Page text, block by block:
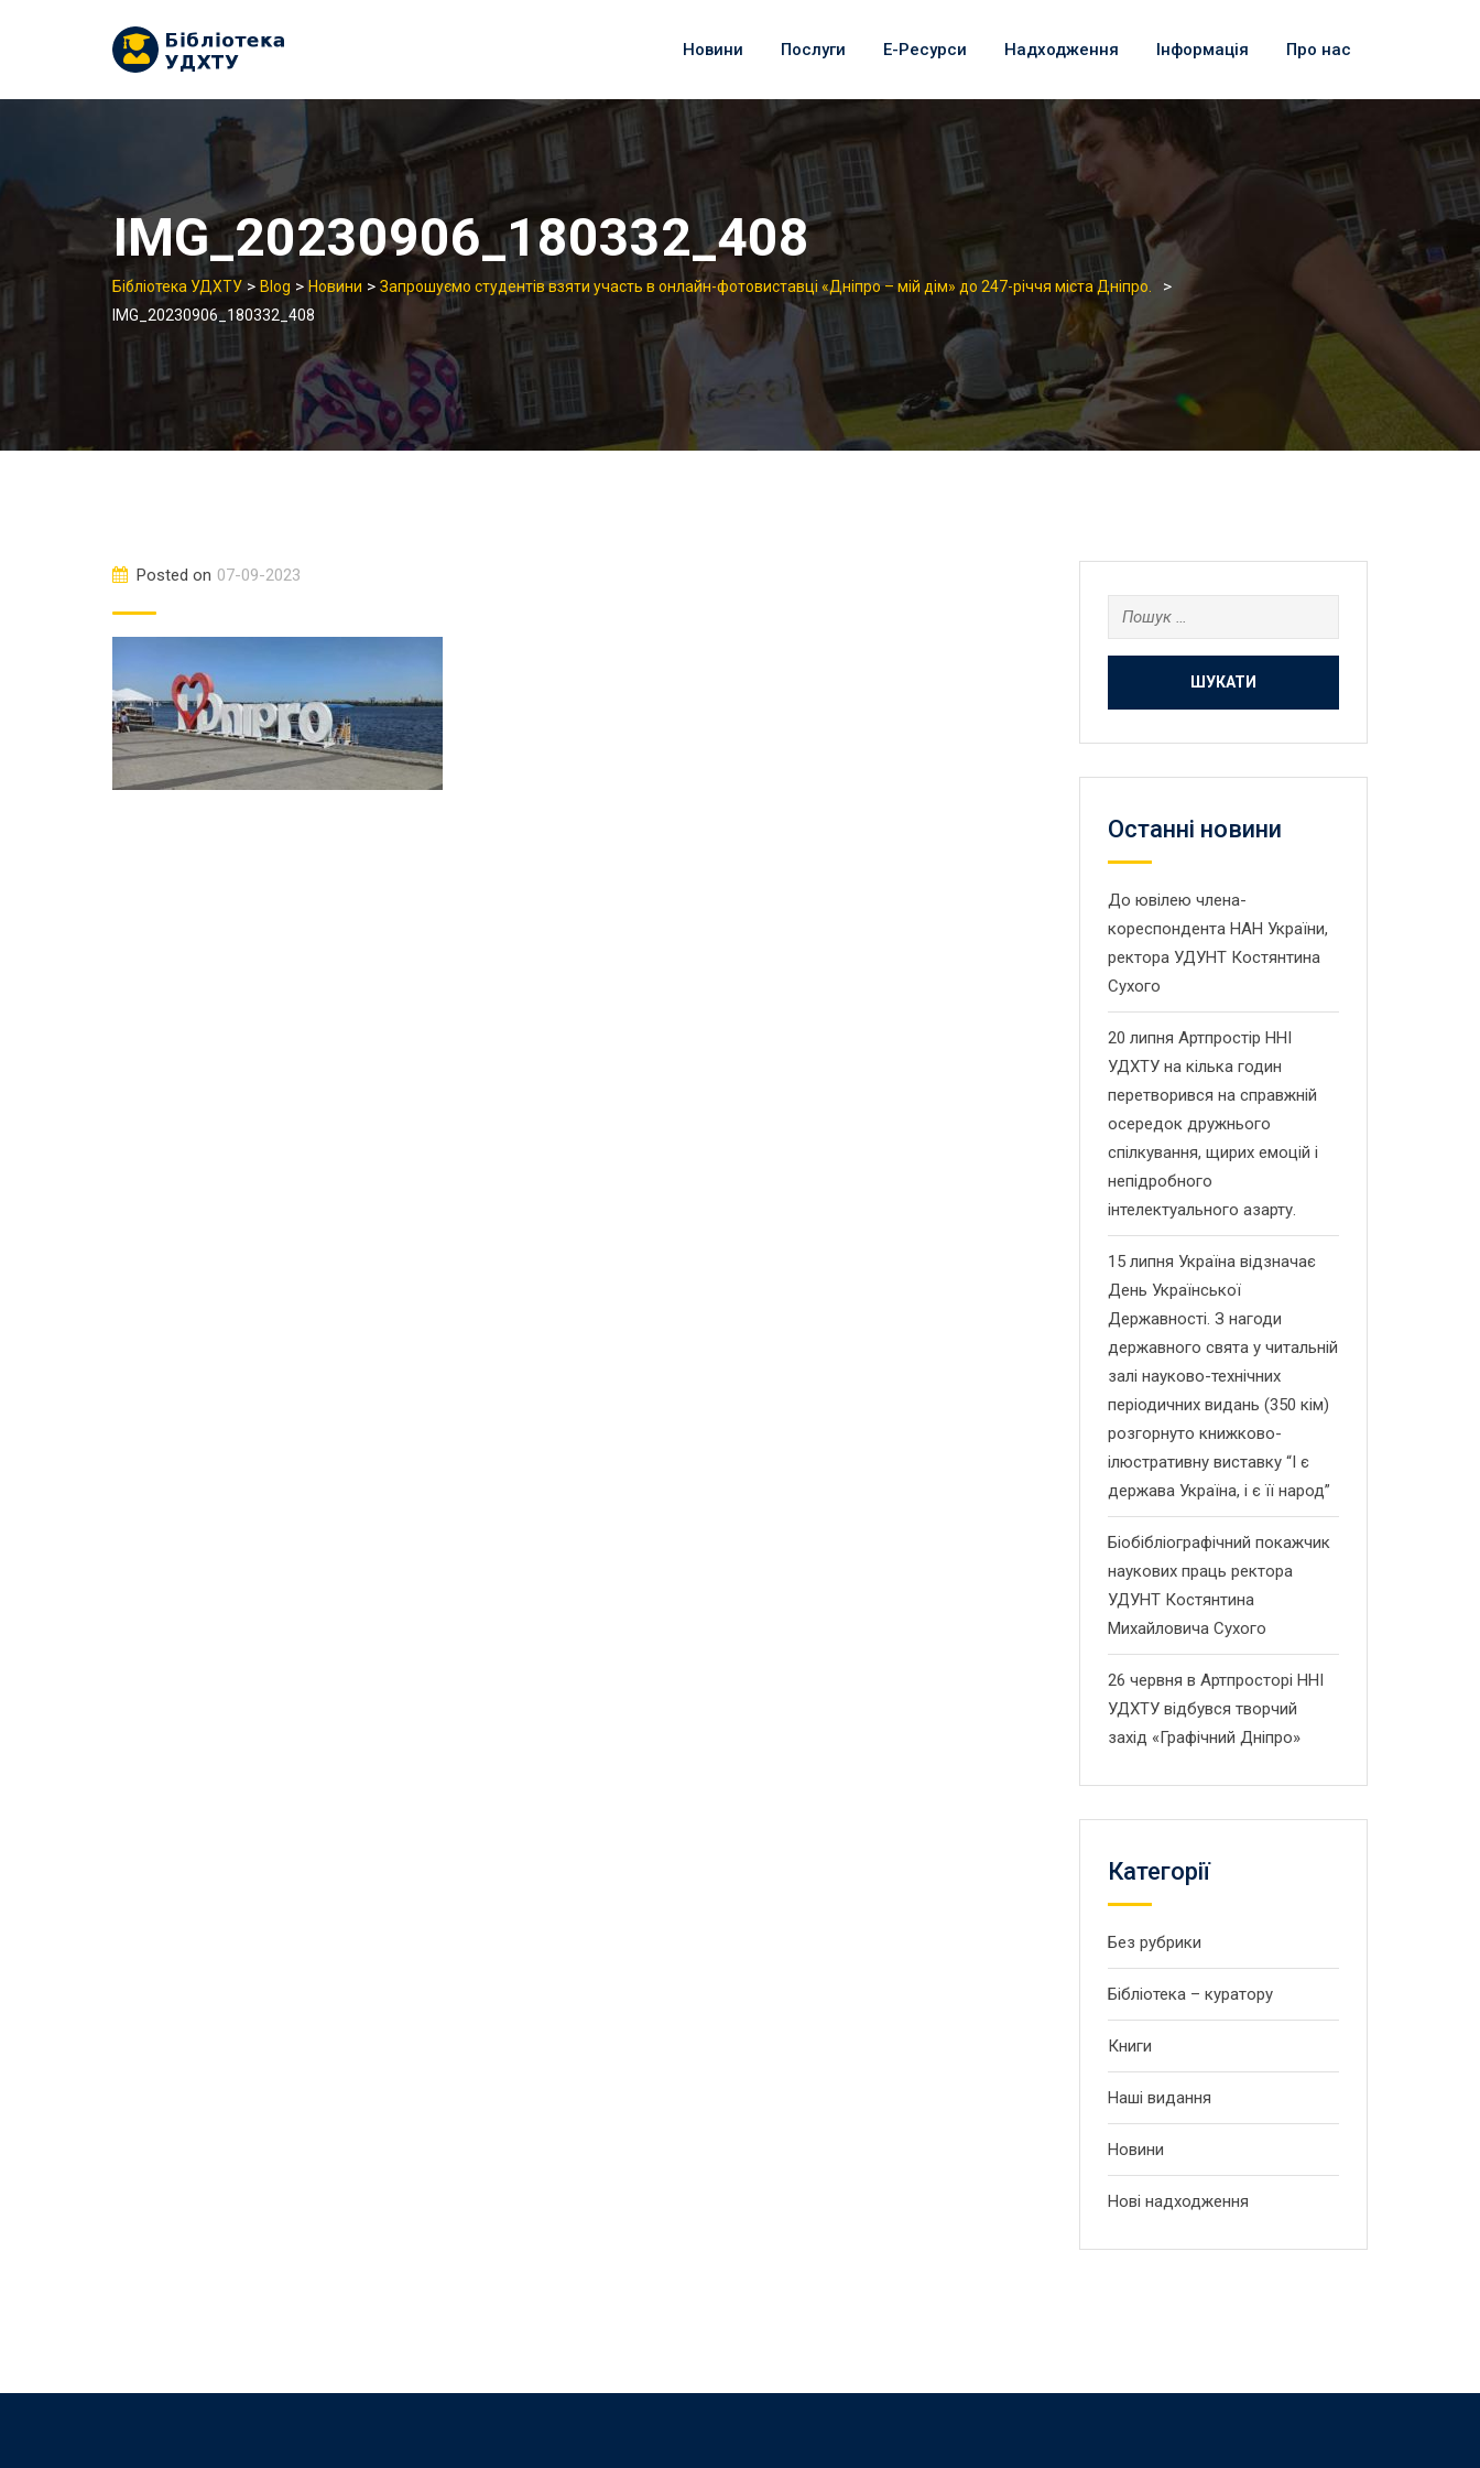
Новини Послуги Е-Ресурси Надходження Інформація Про нас
IMG_20230906_180332_408
Бібліотека УДХТУ > Blog > Новини > Запрошуємо студентів взяти участь в онлайн-фотовиставці «Дніпро – мій дім» до 247-річчя міста Дніпро. >
IMG_20230906_180332_408
Posted on 07-09-2023
Пошук:
Останнi новини
До ювілею члена-
кореспондента НАН України,
ректора УДУНТ Костянтина
Сухого
20 липня Артпростір ННІ
УДХТУ на кілька годин
перетворився на справжній
осередок дружнього
спілкування, щирих емоцій і
непідробного
інтелектуального азарту.
15 липня Україна відзначає
День Української
Державності. З нагоди
державного свята у читальній
залі науково-технічних
періодичних видань (350 кім)
розгорнуто книжково-
ілюстративну виставку “І є
держава Україна, і є її народ”
Біобібліографічний покажчик
наукових праць ректора
УДУНТ Костянтина
Михайловича Сухого
26 червня в Артпросторі ННІ
УДХТУ відбувся творчий
захід «Графічний Дніпро»
Категорії
Без рубрики
Бібліотека – куратору
Книги
Наші видання
Новини
Нові надходження